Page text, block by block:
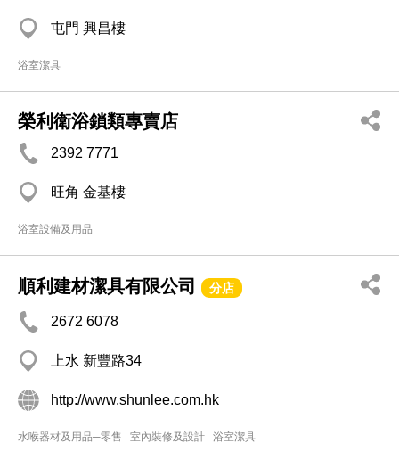
屯門 興昌樓
浴室潔具
榮利衛浴鎖類專賣店
2392 7771
旺角 金基樓
浴室設備及用品
順利建材潔具有限公司 分店
2672 6078
上水 新豐路34
http://www.shunlee.com.hk
水喉器材及用品─零售 室內裝修及設計 浴室潔具